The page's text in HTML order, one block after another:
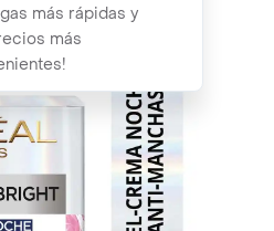
más rápidas y
más